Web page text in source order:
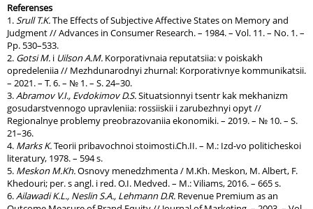
Referenses
1. Srull T.K.The Effects of Subjective Affective States on Memory and
Judgment // Advances in Consumer Research. – 1984. – Vol. 11. – No. 1. –
Pp. 530–533.
2. Gotsi M. i Uilson A.M. Korporativnaia reputatsiia: v poiskakh
opredeleniia // Mezhdunarodnyi zhurnal: Korporativnye kommunikatsii.
– 2021. – T. 6. – № 1. – S. 24–30.
3.Abramov V.I., Evdokimov D.S.Situatsionnyi tsentr kak mekhanizm
gosudarstvennogo upravleniia: rossiiskii i zarubezhnyi opyt //
Regionalnye problemy preobrazovaniia ekonomiki. – 2019. – № 10. – S.
21–36.
4. Marks K.Teorii pribavochnoi stoimosti.Ch.II. – M.: Izd-vo politicheskoi
literatury, 1978. – 594 s.
5. Meskon M.Kh.Osnovy menedzhmenta / M.Kh. Meskon, M. Albert, F.
Khedouri; per. s angl. i red. O.I. Medved. – M.: Viliams, 2016. – 665 s.
6.Ailawadi K.L., Neslin S.A., Lehmann D.R. Revenue Premium as an